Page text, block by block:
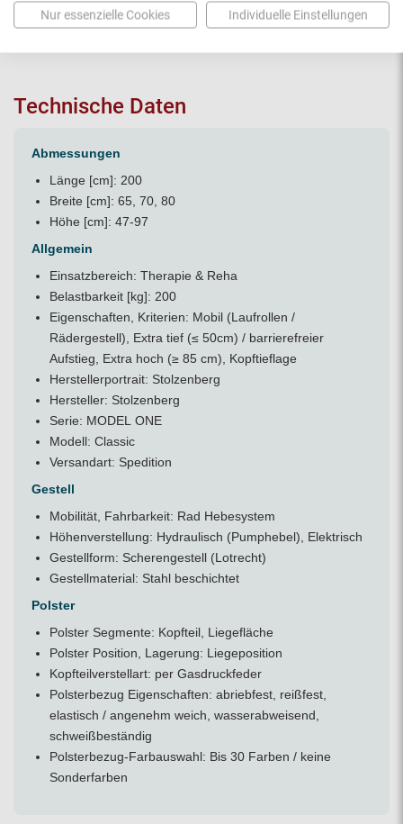
Technische Daten
Abmessungen
Länge [cm]: 200
Breite [cm]: 65, 70, 80
Höhe [cm]: 47-97
Allgemein
Einsatzbereich: Therapie & Reha
Belastbarkeit [kg]: 200
Eigenschaften, Kriterien: Mobil (Laufrollen /
Rädergestell), Extra tief (≤ 50cm) / barrierefreier
Aufstieg, Extra hoch (≥ 85 cm), Kopftieflage
Herstellerportrait: Stolzenberg
Hersteller: Stolzenberg
Serie: MODEL ONE
Modell: Classic
Versandart: Spedition
Gestell
Mobilität, Fahrbarkeit: Rad Hebesystem
Höhenverstellung: Hydraulisch (Pumphebel), Elektrisch
Gestellform: Scherengestell (Lotrecht)
Gestellmaterial: Stahl beschichtet
Polster
Polster Segmente: Kopfteil, Liegefläche
Polster Position, Lagerung: Liegeposition
Kopfteilverstellart: per Gasdruckfeder
Polsterbezug Eigenschaften: abriebfest, reißfest,
elastisch / angenehm weich, wasserabweisend,
schweißbeständig
Polsterbezug-Farbauswahl: Bis 30 Farben / keine
Sonderfarben
Nur essenzielle Cookies Individuelle Einstellungen